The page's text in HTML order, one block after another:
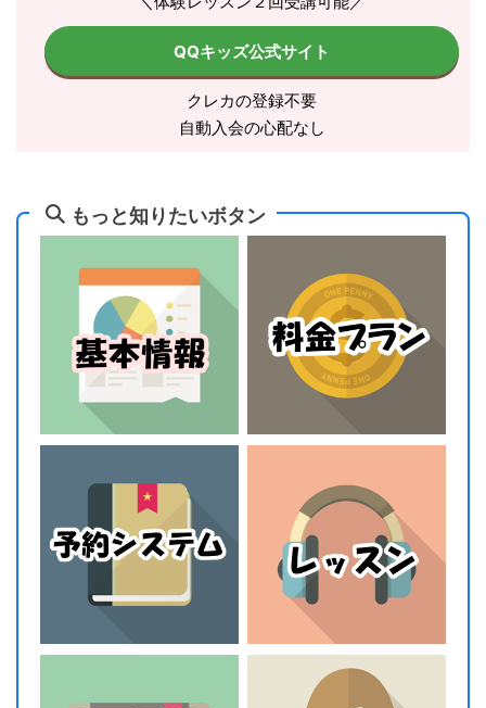
QQキッズ公式サイト
クレカの登録不要
自動入会の心配なし
もっと知りたいボタン